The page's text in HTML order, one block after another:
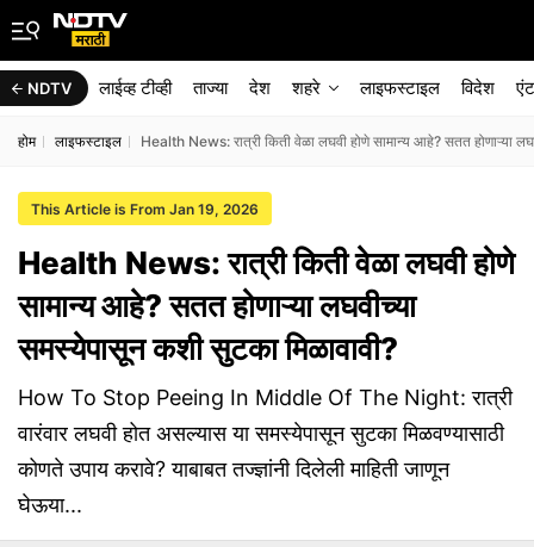
NDTV लाईव्ह टीव्ही ताज्या देश शहरे लाइफस्टाइल विदेश
होम लाइफस्टाइल Health News: रात्री किती वेळा लघवी होणे सामान्य आहे? सतत होणाऱ्या
This Article is From Jan 19, 2026
Health News: रात्री किती वेळा लघवी होणे
सामान्य आहे? सतत होणाऱ्या लघवीच्या
समस्येपासून कशी सुटका मिळावावी?
How To Stop Peeing In Middle Of The Night: रात्री
वारंवार लघवी होत असल्यास या समस्येपासून सुटका मिळवण्यासाठी
कोणते उपाय करावे? याबाबत तज्ज्ञांनी दिलेली माहिती जाणून
घेऊया...